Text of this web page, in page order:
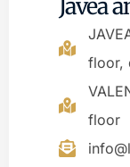
Jávea
floor,
floor